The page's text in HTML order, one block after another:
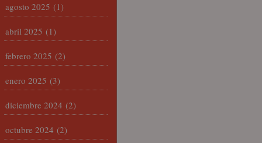
agosto 2025 (1)
abril 2025 (1)
febrero 2025 (2)
enero 2025 (3)
diciembre 2024 (2)
octubre 2024 (2)